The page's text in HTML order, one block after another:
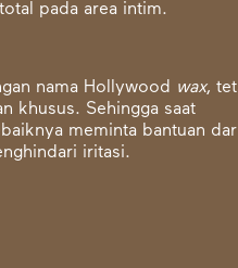
pada area intim.
nama Hollywood wax,
khusus. Sehingga saat
meminta bantuan
iritasi.